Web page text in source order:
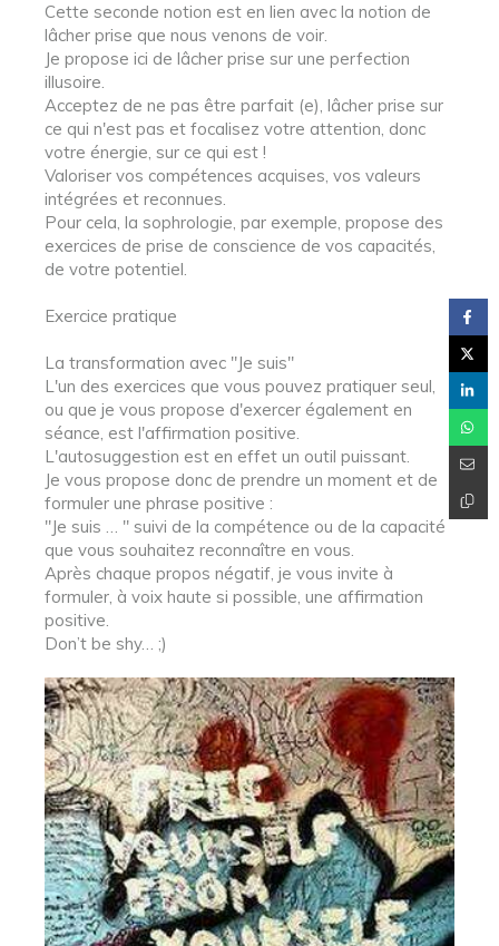
Cette seconde notion est en lien avec la notion de
lâcher prise que nous venons de voir.
Je propose ici de lâcher prise sur une perfection
illusoire.
Acceptez de ne pas être parfait (e), lâcher prise sur
ce qui n'est pas et focalisez votre attention, donc
votre énergie, sur ce qui est !
Valoriser vos compétences acquises, vos valeurs
intégrées et reconnues.
Pour cela, la sophrologie, par exemple, propose des
exercices de prise de conscience de vos capacités,
de votre potentiel.
Exercice pratique
La transformation avec "Je suis"
L'un des exercices que vous pouvez pratiquer seul,
ou que je vous propose d'exercer également en
séance, est l'affirmation positive.
L'autosuggestion est en effet un outil puissant.
Je vous propose donc de prendre un moment et de
formuler une phrase positive :
"Je suis … " suivi de la compétence ou de la capacité
que vous souhaitez reconnaître en vous.
Après chaque propos négatif, je vous invite à
formuler, à voix haute si possible, une affirmation
positive.
Don’t be shy… ;)